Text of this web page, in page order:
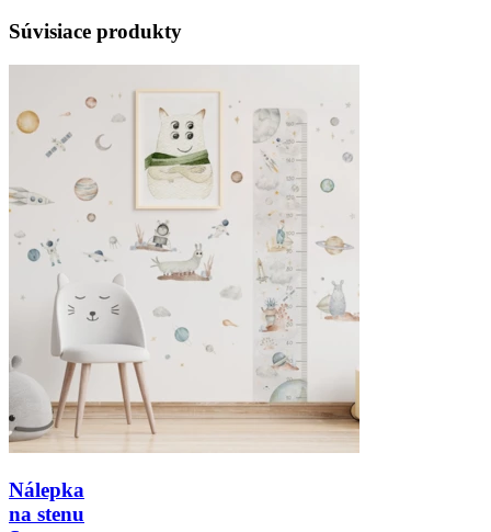
Súvisiace produkty
Nálepka
na stenu